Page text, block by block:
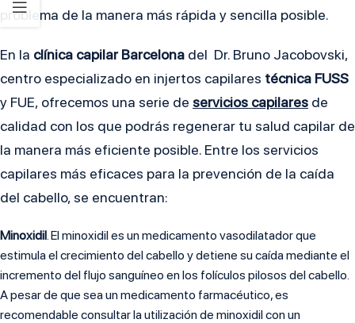
problema de la manera más rápida y sencilla posible.
En la clínica capilar Barcelona del Dr. Bruno Jacobovski,
centro especializado en injertos capilares técnica FUSS
y FUE, ofrecemos una serie de servicios capilares de
calidad con los que podrás regenerar tu salud capilar de
la manera más eficiente posible. Entre los servicios
capilares más eficaces para la prevención de la caída
del cabello, se encuentran:
Minoxidil . El minoxidiles un medicamento vasodilatador que
estimula el crecimiento del cabello y detiene su caída mediante el
incremento del flujo sanguíneo en los folículos pilosos del cabello.
A pesar de que sea un medicamento farmacéutico, es
recomendable consultar la utilización de minoxidil con un